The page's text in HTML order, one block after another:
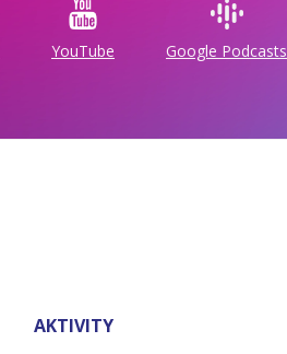
YouTube Google Podcasts
AKTIVITY